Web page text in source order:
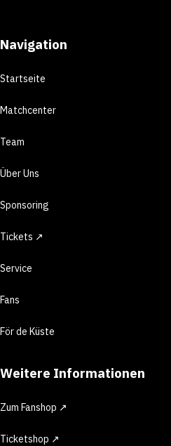
Navigation
Startseite
Matchcenter
Team
Über Uns
Sponsoring
Tickets ↗
Service
Fans
För de Küste
Weitere Informationen
Zum Fanshop ↗
Ticketshop ↗